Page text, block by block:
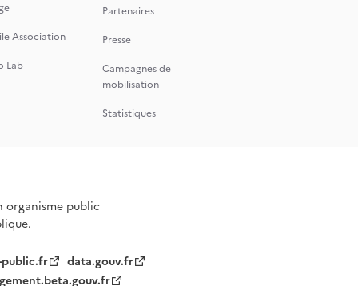
Association
Lab
Partenaires
Presse
Campagnes de
mobilisation
Statistiques
organisme public
public.fr
data.gouv.fr